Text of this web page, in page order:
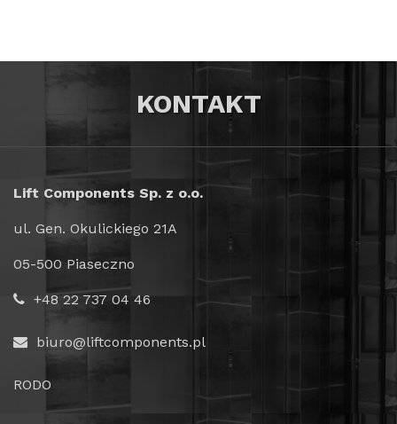
KONTAKT
Lift Components Sp. z o.o.
ul. Gen. Okulickiego 21A
05-500 Piaseczno
+48 22 737 04 46
biuro@liftcomponents.pl
RODO